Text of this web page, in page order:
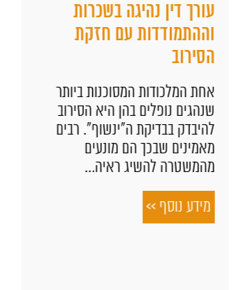
עורך דין נהיגה בשכרות
וההתמודדות עם חזקת
הסירוב
אחת המלכודות המסוכנות ביותר
שנהגים נופלים בהן היא הסירוב
להיבדק בבדיקת ה"ינשוף". רבים
מאמינים שבכך הם מונעים
מהמשטרה להשיג ראיה...
מידע נוסף >>